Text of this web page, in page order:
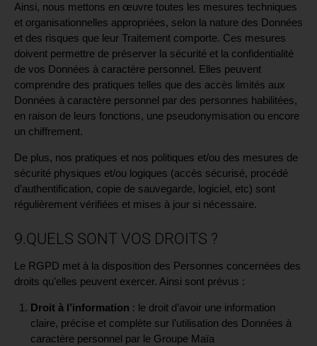
Ainsi, nous mettons en œuvre toutes les mesures techniques
et organisationnelles appropriées, selon la nature des Données
et des risques que leur Traitement comporte. Ces mesures
doivent permettre de préserver la sécurité et la confidentialité
de vos Données à caractère personnel. Elles peuvent
comprendre des pratiques telles que des accès limités aux
Données à caractère personnel par des personnes habilitées,
en raison de leurs fonctions, une pseudonymisation ou encore
un chiffrement.
De plus, nos pratiques et nos politiques et/ou des mesures de
sécurité physiques et/ou logiques (accès sécurisé, procédé
d’authentification, copie de sauvegarde, logiciel, etc) sont
régulièrement vérifiées et mises à jour si nécessaire.
9.QUELS SONT VOS DROITS ?
Le RGPD met à la disposition des Personnes concernées des
droits qu’elles peuvent exercer. Ainsi sont prévus :
Droit à l’information : le droit d’avoir une information
claire, précise et complète sur l’utilisation des Données à
caractère personnel par le Groupe Maïa